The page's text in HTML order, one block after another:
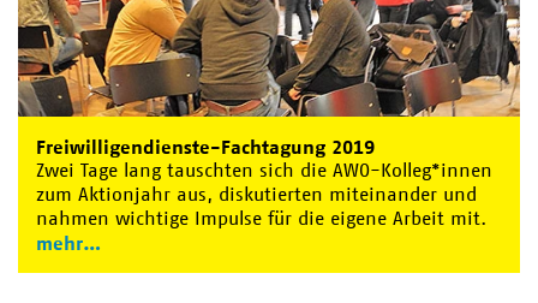
Freiwilligendienste-Fachtagung 2019
Zwei Tage lang tauschten sich die AWO-Kolleg*innen
zum Aktionjahr aus, diskutierten miteinander und
nahmen wichtige Impulse für die eigene Arbeit mit.
mehr